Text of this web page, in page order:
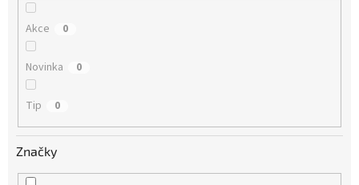
Akce 0
Novinka 0
Tip 0
Značky